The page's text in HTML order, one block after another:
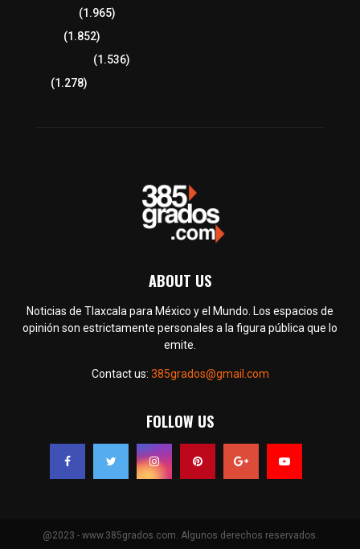
(1.965)
(1.852)
(1.536)
(1.278)
ABOUT US
Noticias de Tlaxcala para México y el Mundo. Los espacios de
opinión son estrictamente personales a la figura pública que lo
emite.
Contact us: 385grados@gmail.com
FOLLOW US
@2023 - www.385grados.com. Algunos derechos reservados.